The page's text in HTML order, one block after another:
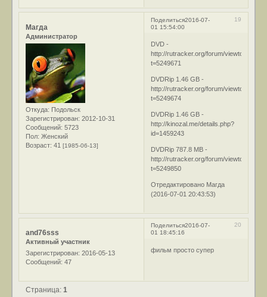
Поделиться 19
2016-07-
01 15:54:00
Магда
Администратор
Откуда: Подольск
Зарегистрирован: 2012-10-31
Сообщений: 5723
Пол: Женский
Возраст: 41[1985-06-13]
DVD -
http://rutracker.org/forum/
t=5249671
DVDRip 1.46 GB -
http://rutracker.org/forum/
t=5249674
DVDRip 1.46 GB -
http://kinozal.me/details.php?
id=1459243
DVDRip 787.8 MB -
http://rutracker.org/forum/
t=5249850
Отредактировано Магда
(2016-07-01 20:43:53)
Поделиться 20
2016-07-
01 18:45:16
and76sss
Активный участник
Зарегистрирован: 2016-05-13
Сообщений: 47
фильм просто супер
Страница:1